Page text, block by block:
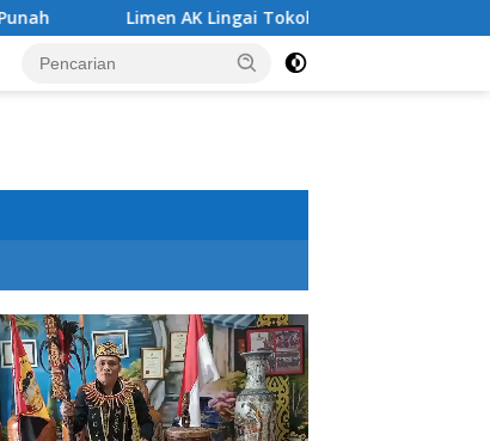
Limen AK Lingai Tokoh Budaya Dayak Bidayuh Raih